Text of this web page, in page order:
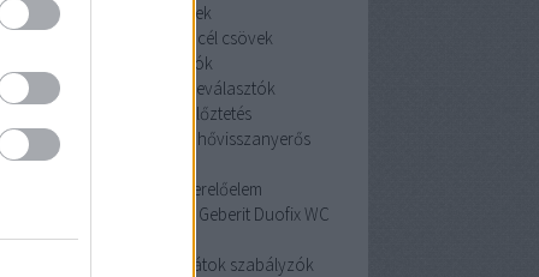
szénacél csövek
szénacél csövek
szénacél csövek
iszapleválasztók
iszapleválasztók
iszapleválasztók
hővisszanyerős szellőztetés
szellőztetés
hővisszanyerős
Geberit Duofix WC szerelőelem
Geberit Duofix WC
Honeywell helyiségtermosztátok szabályzók